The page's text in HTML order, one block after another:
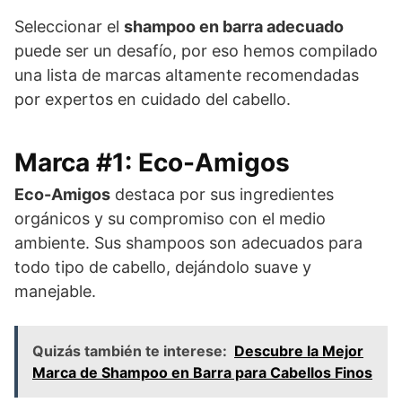
Seleccionar el shampoo en barra adecuado
puede ser un desafío, por eso hemos compilado
una lista de marcas altamente recomendadas
por expertos en cuidado del cabello.
Marca #1: Eco-Amigos
Eco-Amigos destaca por sus ingredientes
orgánicos y su compromiso con el medio
ambiente. Sus shampoos son adecuados para
todo tipo de cabello, dejándolo suave y
manejable.
Quizás también te interese: Descubre la Mejor
Marca de Shampoo en Barra para Cabellos Finos